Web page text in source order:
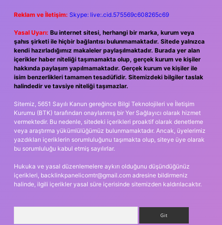
Reklam ve İletişim: Skype: live:.cid.575569c608265c69
Yasal Uyarı: Bu internet sitesi, herhangi bir marka, kurum veya
şahıs şirketi ile hiçbir bağlantısı bulunmamaktadır. Sitede yalnızca
kendi hazırladığımız makaleler paylaşılmaktadır. Burada yer alan
içerikler haber niteliği taşımamakta olup, gerçek kurum ve kişiler
hakkında paylaşım yapılmamaktadır. Gerçek kurum ve kişiler ile
isim benzerlikleri tamamen tesadüfidir. Sitemizdeki bilgiler taslak
halindedir ve tavsiye niteliği taşımazlar.
Sitemiz, 5651 Sayılı Kanun gereğince Bilgi Teknolojileri ve İletişim
Kurumu (BTK) tarafından onaylanmış bir Yer Sağlayıcı olarak hizmet
vermektedir. Bu nedenle, sitedeki içerikleri proaktif olarak denetleme
veya araştırma yükümlülüğümüz bulunmamaktadır. Ancak, üyelerimiz
yazdıkları içeriklerin sorumluluğunu taşımakta olup, siteye üye olarak
bu sorumluluğu kabul etmiş sayılırlar.
Hukuka ve yasal düzenlemelere aykırı olduğunu düşündüğünüz
içerikleri, backlinkpanelicomtr@gmail.com adresine bildirmeniz
halinde, ilgili içerikler yasal süre içerisinde sitemizden kaldırılacaktır.